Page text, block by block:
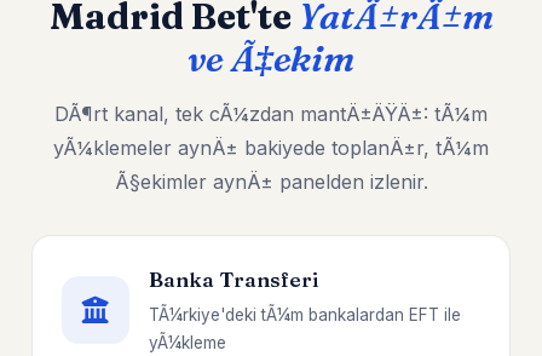
Madrid Bet'te YatÄ±rÄ±m
ve Ã‡ekim
DÃ¶rt kanal, tek cÃ¼zdan mantÄ±ÄŸÄ±: tÃ¼m
yÃ¼klemeler aynÄ± bakiyede toplanÄ±r, tÃ¼m
Ã§ekimler aynÄ± panelden izlenir.
Banka Transferi
TÃ¼rkiye'deki tÃ¼m bankalardan EFT ile
yÃ¼kleme